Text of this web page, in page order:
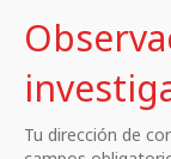
Tu dirección de